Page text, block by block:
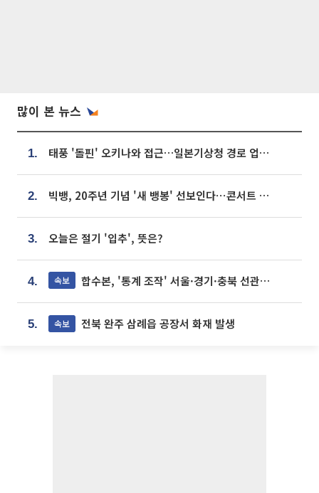
많이 본 뉴스
1. 태풍 '돌핀' 오키나와 접근…일본기상청 경로 업데이트
2. 빅뱅, 20주년 기념 '새 뱅봉' 선보인다⋯콘서트 앞두고 팝업 개최
3. 오늘은 절기 '입추', 뜻은?
4. 속보 합수본, '통계 조작' 서울·경기·충북 선관위 등 추가 압수수색
5. 속보 전북 완주 삼례읍 공장서 화재 발생